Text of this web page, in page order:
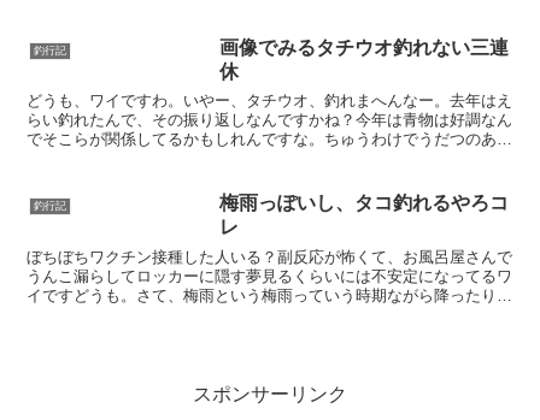
釣行記
画像でみるタチウオ釣れない三連
休
どうも、ワイですわ。いやー、タチウオ、釣れまへんなー。去年はえ
らい釣れたんで、その振り返しなんですかね？今年は青物は好調なん
でそこらが関係してるかもしれんですな。ちゅうわけでうだつのあが
釣行記
梅雨っぽいし、タコ釣れるやろコ
レ
ぼちぼちワクチン接種した人いる？副反応が怖くて、お風呂屋さんで
うんこ漏らしてロッカーに隠す夢見るくらいには不安定になってるワ
イですどうも。さて、梅雨という梅雨っていう時期ながら降ったりや
スポンサーリンク